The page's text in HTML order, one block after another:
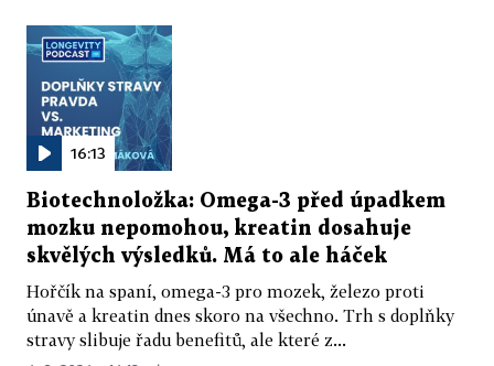
16:13
Biotechnoložka: Omega-3 před úpadkem
mozku nepomohou, kreatin dosahuje
skvělých výsledků. Má to ale háček
Hořčík na spaní, omega-3 pro mozek, železo proti
únavě a kreatin dnes skoro na všechno. Trh s doplňky
stravy slibuje řadu benefitů, ale které z...